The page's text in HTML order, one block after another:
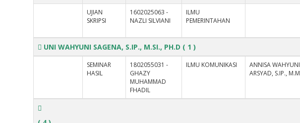
UJIAN
SKRIPSI
1602025063 -
NAZLI SILVIANI
ILMU
PEMERINTAHAN
UNI WAHYUNI SAGENA, S.IP., M.SI., PH.D ( 1 )
SEMINAR
HASIL
1802055031 -
GHAZY
MUHAMMAD
FHADIL
ILMU KOMUNIKASI
ANNISA WAHYUNI
ARSYAD, S.IP., M.M